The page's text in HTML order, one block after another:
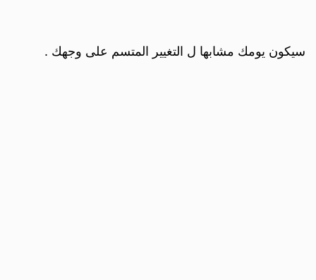
سيكون يومك مشابها ل التغيير المتسم على وجهك .